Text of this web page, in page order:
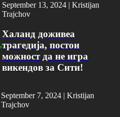
September 13, 2024 | Kristijan
Trajchov
Халанд доживеа
трагедија, постои
можност да не игра
викендов за Сити!
September 7, 2024 | Kristijan
Trajchov